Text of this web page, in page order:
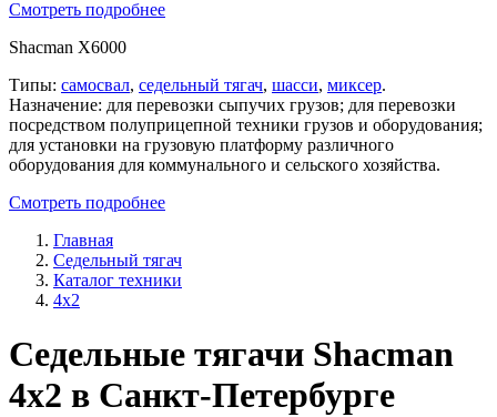
Смотреть подробнее
Shacman X6000
Типы: самосвал, седельный тягач, шасси, миксер.
Назначение: для перевозки сыпучих грузов; для перевозки
посредством полуприцепной техники грузов и оборудования;
для установки на грузовую платформу различного
оборудования для коммунального и сельского хозяйства.
Смотреть подробнее
Главная
Седельный тягач
Каталог техники
4х2
Седельные тягачи Shacman
4x2 в Санкт-Петербурге